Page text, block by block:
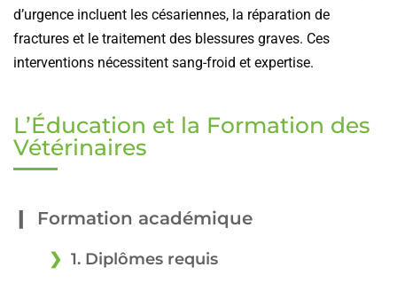
d’urgence incluent les césariennes, la réparation de
fractures et le traitement des blessures graves. Ces
interventions nécessitent sang-froid et expertise.
L’Éducation et la Formation des
Vétérinaires
Formation académique
1. Diplômes requis